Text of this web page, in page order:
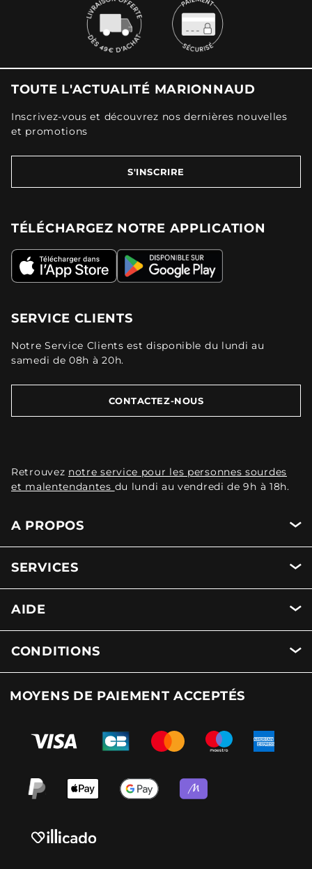
TOUTE L'ACTUALITÉ MARIONNAUD
Inscrivez-vous et découvrez nos dernières nouvelles
et promotions
S'INSCRIRE
TÉLÉCHARGEZ NOTRE APPLICATION
SERVICE CLIENTS
Notre Service Clients est disponible du lundi au
samedi de 08h à 20h.
CONTACTEZ-NOUS
Retrouvez notre service pour les personnes sourdes
et malentendantes du lundi au vendredi de 9h à 18h.
A PROPOS
SERVICES
AIDE
CONDITIONS
MOYENS DE PAIEMENT ACCEPTÉS